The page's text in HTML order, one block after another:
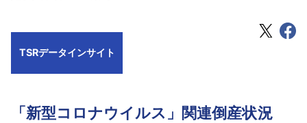
TSRデータインサイト
「新型コロナウイルス」関連倒産状況